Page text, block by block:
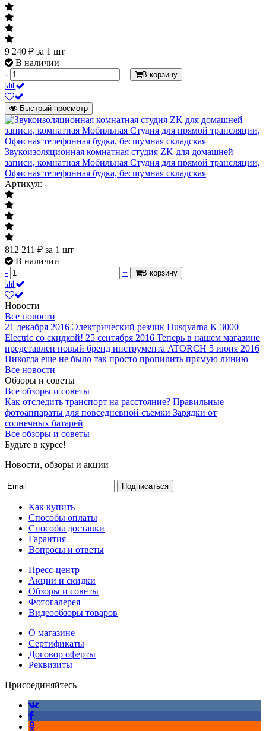
9 240 ₽ за 1 шт
В наличии
-
+ В корзину
Быстрый просмотр
Звукоизоляционная комнатная студия ZK для домашней
записи, комнатная Мобильная Студия для прямой трансляции,
Офисная телефонная будка, бесшумная складская
Артикул: -
812 211 ₽ за 1 шт
В наличии
-
+ В корзину
Новости
Все новости
21 декабря 2016 Электрический резчик Husqvarna K 3000
Electric со скидкой! 25 сентября 2016 Теперь в нашем магазине
представлен новый бренд инструмента ATORCH 5 июня 2016
Никогда еще не было так просто пропилить прямую линию
Все новости
Обзоры и советы
Все обзоры и советы
Как отследить транспорт на расстояние? Правильные
фотоаппараты для повседневной съемки Зарядки от
солнечных батарей
Все обзоры и советы
Будьте в курсе!
Новости, обзоры и акции
Подписаться
Как купить
Способы оплаты
Способы доставки
Гарантия
Вопросы и ответы
Пресс-центр
Акции и скидки
Обзоры и советы
Фотогалерея
Видеообзоры товаров
О магазине
Сертификаты
Договор оферты
Реквизиты
Присоединяйтесь